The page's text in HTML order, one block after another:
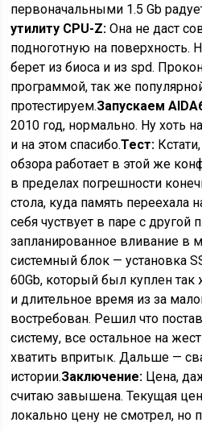
первоначальными 1.5 Gb
утилиту CPU-Z: Она не даст
подноготную на поверхность.
берет из биоса и из spd.
программой, так же
протестируем.Запускаем
2010 год, нормально. Ну хоть
и на этом спасибо.Тест:
обзора работает в этой же
в пределах погрешности
стола, куда память
себя чуствует в паре с другой
запланированное вливание в
системный блок — установка
60Gb, который был куплен так
и длительное время из за
востребован. Решил что
систему, все остальное на
хватить впритык. Дальше —
истории.Заключение: Цена,
считаю завышена. Текущая
локально цену не смотрел, но